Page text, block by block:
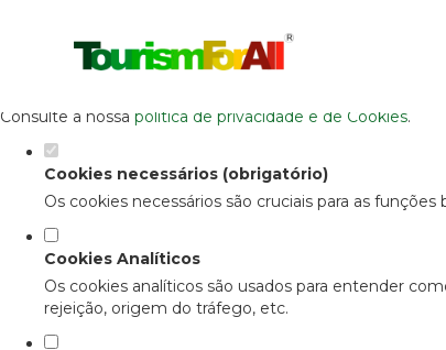
Defina as suas preferências de
Este website utiliza cookies estritamente necessários,
Consulte a nossa política de privacidade e de Cookies.
Cookies necessários (obrigatório)
Os cookies necessários são cruciais para as
Cookies Analíticos
Os cookies analíticos são usados para entender
rejeição, origem do tráfego, etc.